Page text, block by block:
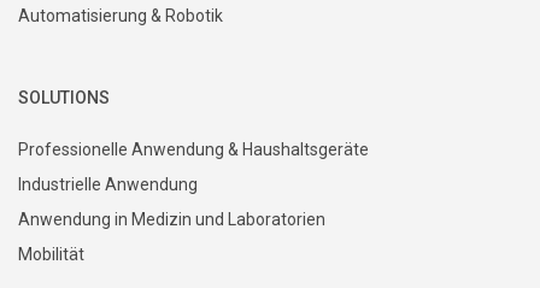
Automatisierung & Robotik
SOLUTIONS
Professionelle Anwendung & Haushaltsgeräte
Industrielle Anwendung
Anwendung in Medizin und Laboratorien
Mobilität